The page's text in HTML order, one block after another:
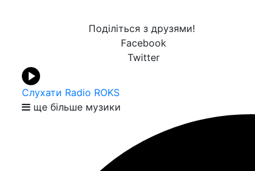
Поділіться з друзями!
Facebook
Twitter
Слухати Radio ROKS
ще більше музики